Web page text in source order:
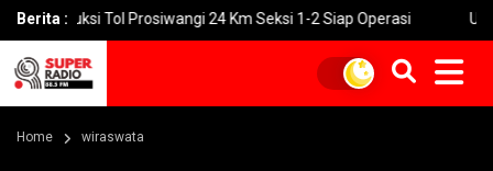
Berita :Tol Prosiwangi 24 Km Seksi 1-2 Siap Operasi UNGU
Home wiraswata